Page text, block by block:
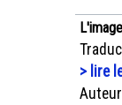
> lire